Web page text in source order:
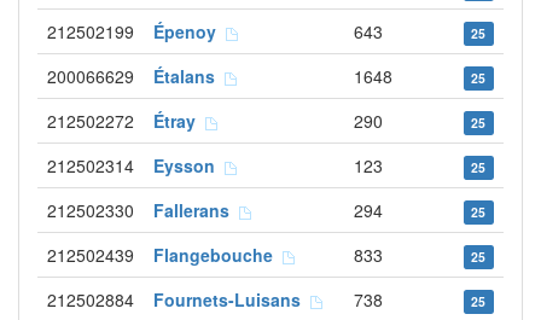
212502199 Épenoy 643 25
200066629 Étalans 1648 25
212502272 Étray 290 25
212502314 Eysson 123 25
212502330 Fallerans 294 25
212502439 Flangebouche 833 25
212502884 Fournets-Luisans 738 25